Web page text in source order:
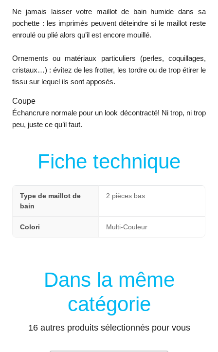
Ne jamais laisser votre maillot de bain humide dans sa
pochette : les imprimés peuvent déteindre si le maillot reste
enroulé ou plié alors qu’il est encore mouillé.
Ornements ou matériaux particuliers (perles, coquillages,
cristaux…) : évitez de les frotter, les tordre ou de trop étirer le
tissu sur lequel ils sont apposés.
Coupe
Échancrure normale pour un look décontracté! Ni trop, ni trop
peu, juste ce qu’il faut.
Fiche technique
Type de maillot de
bain
2 pièces bas
Colori Multi-Couleur
Dans la même
catégorie
16 autres produits sélectionnés pour vous